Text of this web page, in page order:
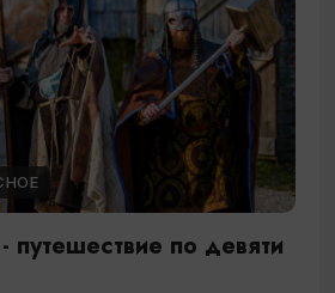
путешествие по девяти